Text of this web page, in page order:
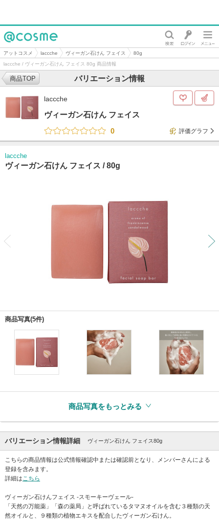
@cosme
アットコスメ laccche ヴィーガン石けん フェイス
80g
laccche / ヴィーガン石けん フェイス 80g 商品情報
バリエーション情報
商品TOP
laccche
ヴィーガン石けん フェイス
0
評価グラフ
laccche
ヴィーガン石けん フェイス /80g
商品写真(5件)
商品写真をもっとみる
バリエーション情報詳細 ヴィーガン石けん フェイス80g
こちらの商品情報は公式情報確認中または確認前となり、メンバーさんによる
登録を含みます。
詳細はこちら
ヴィーガン石けんフェイス -スモーキーヴェール-
「天然の万能薬」「森の薬局」と呼ばれているタマヌオイルを含む３種類の天
然オイルと、９種類の植物エキスを配合したヴィーガン石けん。